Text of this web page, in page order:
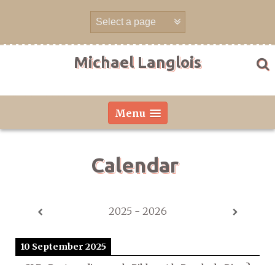
Michael Langlois
Menu
Calendar
2025 - 2026
10 September 2025